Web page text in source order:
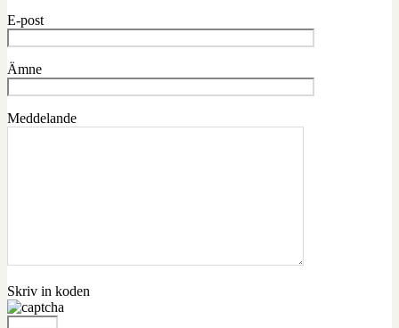
E-post
Ämne
Meddelande
Skriv in koden